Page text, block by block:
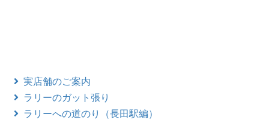
実店舗のご案内
ラリーのガット張り
ラリーへの道のり（長田駅編）